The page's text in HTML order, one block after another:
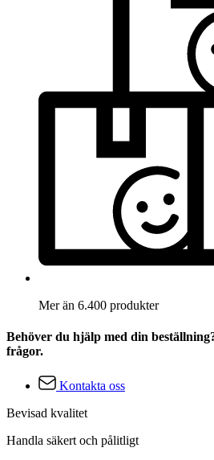
Mer än 6.400 produkter
Behöver du hjälp med din
frågor.
Kontakta oss
Bevisad kvalitet
Handla säkert och pålitligt